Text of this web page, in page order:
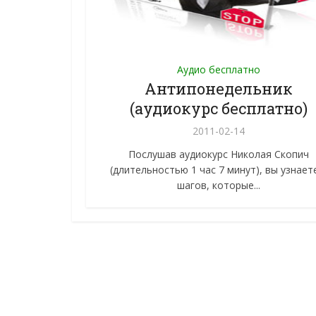
Аудио бесплатно
Антипонедельник
(аудиокурс бесплатно)
2011-02-14
Послушав аудиокурс Николая Скопич
(длительностью 1 час 7 минут), вы
шагов, которые...